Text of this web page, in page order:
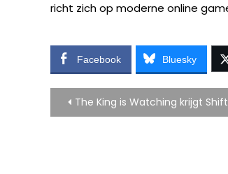
richt zich op moderne online
Facebook Bluesky
Bericht
The King is Watching krijgt